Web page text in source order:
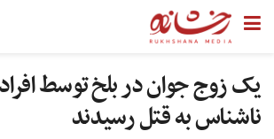
یک زوج جوان در بلخ توسط
ناشناس به قتل رسیدند